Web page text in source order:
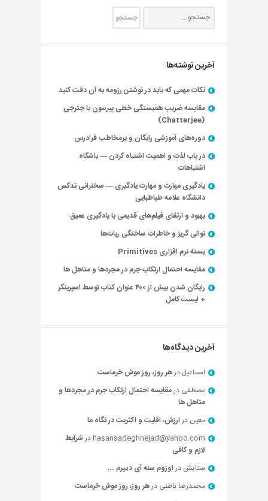
آخرین نوشته‌ها
نکات مهمی که باید در نوشتن رزومه به آن دقت کنید
مقایسه ضریب همبستگی خطی پیرسون با چترجی
(Chatterjee)
دوره‌های آموزشی رایگان و پرمخاطب فرادرس
در باب لذت و اهمیت اشتباه کردن — باشگاه
اشتباهات
یادگیری مهارت و مهارت یادگیری — سخنرانی تدکس
دانشگاه علامه طباطبایی
بهبود و ارتقای فیلم‌های قدیمی با یادگیری عمیق
توالی گریز و خاطرات ساختگی ربات‌ها
بسته نرم افزاری Primitives
مقایسه احتمال ارتکاب جرم در مجردها و متاهل ها
رایگان شدن بیش از ۴۰۰ عنوان کتاب توسط اسپرینگر
+ لیست کامل
آخرین دیدگاه‌ها
اسماعیل درهر روز، روز موش خرماست
مصطفی درمقایسه احتمال ارتکاب جرم در مجردها و
متاهل ها
معین درارزش، اقلیت و اکثریت در نگاه ما
hasansadeghnejad@yahoo.com درشرایط
لازم و کافی
ستایش دراوزوم سنه آی دییرم …
محمدرضا باطنی درهر روز، روز موش خرماست